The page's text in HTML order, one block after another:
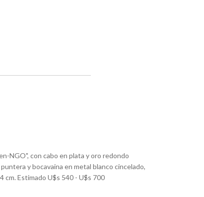
NGO", con cabo en plata y oro redondo
y bocavaina en metal blanco cincelado,
cm. Estimado U$s 540 - U$s 700